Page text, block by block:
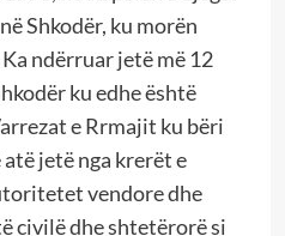
Shkodër, ku morën
ndërruar jetë më 12
ku edhe është
e Rrmajit ku bëri
jetë nga krerët e
vendore dhe
civilë dhe shtetërorë si